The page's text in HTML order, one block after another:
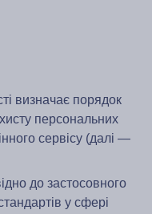
визначає порядок
персональних
сервісу (далі —
до застосовного
у сфері